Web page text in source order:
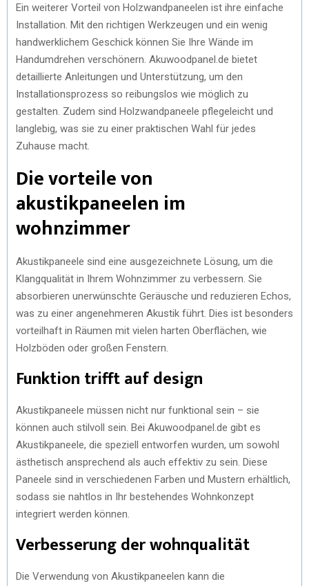
Ein weiterer Vorteil von Holzwandpaneelen ist ihre einfache
Installation. Mit den richtigen Werkzeugen und ein wenig
handwerklichem Geschick können Sie Ihre Wände im
Handumdrehen verschönern. Akuwoodpanel.de bietet
detaillierte Anleitungen und Unterstützung, um den
Installationsprozess so reibungslos wie möglich zu
gestalten. Zudem sind Holzwandpaneele pflegeleicht und
langlebig, was sie zu einer praktischen Wahl für jedes
Zuhause macht.
Die vorteile von
akustikpaneelen im
wohnzimmer
Akustikpaneele sind eine ausgezeichnete Lösung, um die
Klangqualität in Ihrem Wohnzimmer zu verbessern. Sie
absorbieren unerwünschte Geräusche und reduzieren Echos,
was zu einer angenehmeren Akustik führt. Dies ist besonders
vorteilhaft in Räumen mit vielen harten Oberflächen, wie
Holzböden oder großen Fenstern.
Funktion trifft auf design
Akustikpaneele müssen nicht nur funktional sein – sie
können auch stilvoll sein. Bei Akuwoodpanel.de gibt es
Akustikpaneele, die speziell entworfen wurden, um sowohl
ästhetisch ansprechend als auch effektiv zu sein. Diese
Paneele sind in verschiedenen Farben und Mustern erhältlich,
sodass sie nahtlos in Ihr bestehendes Wohnkonzept
integriert werden können.
Verbesserung der wohnqualität
Die Verwendung von Akustikpaneelen kann die